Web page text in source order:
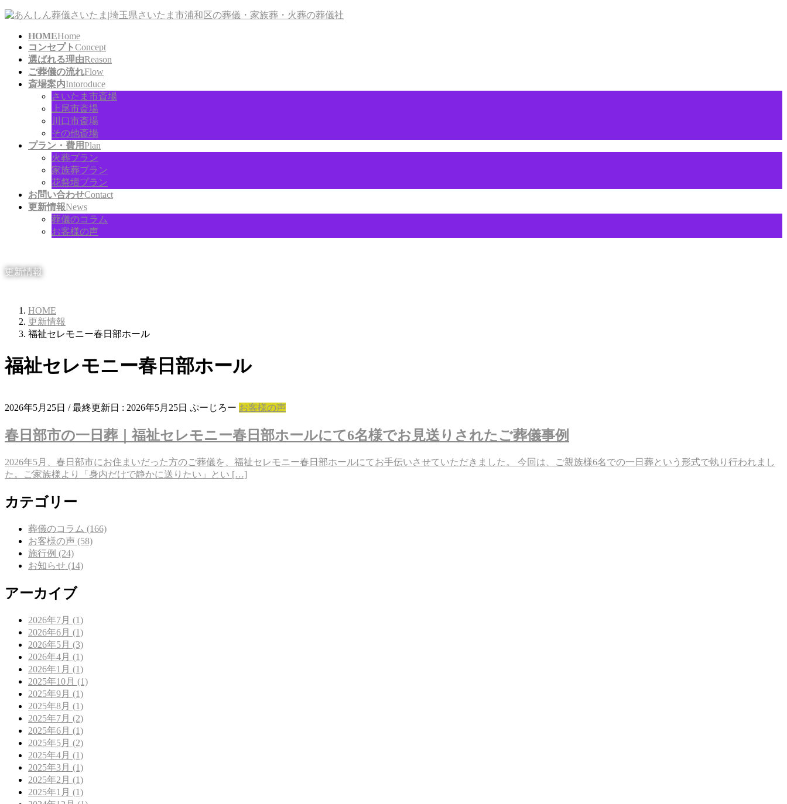
コ
ナ
HOMEHome
コンセプトConcept
選ばれる理由Reason
ご葬儀の流れFlow
斎場案内Intoroduce
さいたま市斎場
上尾市斎場
川口市斎場
その他斎場
プラン・費用Plan
火葬プラン
家族葬プラン
花祭壇プラン
お問い合わせContact
更新情報News
葬儀のコラム
お客様の声
更新情報
HOME
更新情報
福祉セレモニー春日部ホール
福祉セレモニー春日部ホール
2026年5月25日 / 最終更新日 : 2026年5月25日 ぷーじろー お客様の声
春日部市の一日葬｜福祉セレモニー春日部ホールにて6名様でお見送りされたご葬儀事例
2026年5月、春日部市にお住まいだった方のご葬儀を、福祉セレモニー春日部ホールにてお手伝いさせていただきました。 今回は、ご親族様6名での一日葬という形式で執り行われまし
た。ご家族様より「身内だけで静かに送りたい」とい […]
カテゴリー
葬儀のコラム (166)
お客様の声 (58)
施行例 (24)
お知らせ (14)
アーカイブ
2026年7月 (1)
2026年6月 (1)
2026年5月 (3)
2026年4月 (1)
2026年1月 (1)
2025年10月 (1)
2025年9月 (1)
2025年8月 (1)
2025年7月 (2)
2025年6月 (1)
2025年5月 (2)
2025年4月 (1)
2025年3月 (1)
2025年2月 (1)
2025年1月 (1)